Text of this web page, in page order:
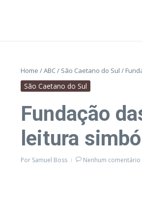
Home /ABC/ São Caetano do Sul /
São Caetano do Sul
Fundação
leitura
Por Samuel Boss Nenhum comentário